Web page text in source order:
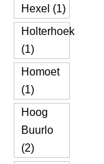
Hexel (1)
Holterhoek
(1)
Homoet
(1)
Hoog
Buurlo
(2)